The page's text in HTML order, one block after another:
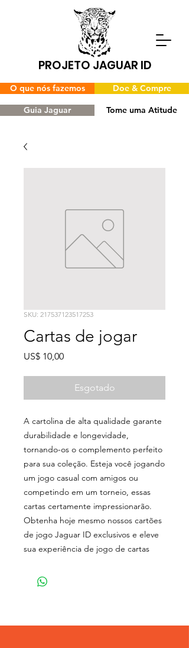
PROJETO JAGUAR ID
O que nós fazemos
Guia Jaguar Tome uma Atitude
Doe & Compre
SKU: 217537123517253
Cartas de jogar
US$ 10,00Preço
Esgotado
A cartolina de alta qualidade garante
durabilidade e longevidade,
tornando-os o complemento perfeito
para sua coleção. Esteja você jogando
um jogo casual com amigos ou
competindo em um torneio, essas
cartas certamente impressionarão.
Obtenha hoje mesmo nossos cartões
de jogo Jaguar ID exclusivos e eleve
sua experiência de jogo de cartas